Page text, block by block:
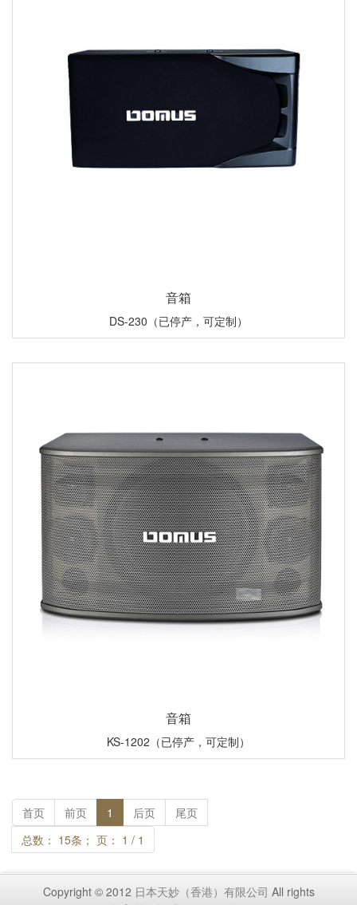
音箱
DS-230（已停产，可定制）
音箱
KS-1202（已停产，可定制）
首页 前页 1 后页
尾页
总数： 15条； 页： 1 / 1
Copyright © 2012 日本天妙（香港）有限公司 All rights